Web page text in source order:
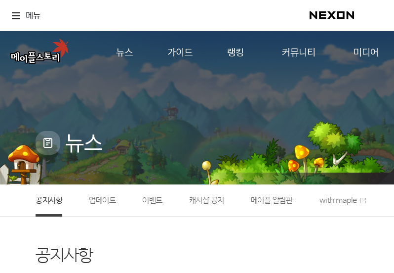
메뉴
뉴스
공지사항
업데이트
캐시샵 공지
메이플 알림판
with maple
가이드
게임정보
직업소개
확률형 아이템
NEXON NOW
랭킹
컨텐츠 랭킹
커뮤니티
자유게시판
메이플 아트
메이플스토리 파트너스
AI Style Finder
미니게임
커뮤니티 아카이브
미디어
영상
뉴스
공지사항 업데이트 이벤트 캐시샵 공지 메이플 알림판 with maple
공지사항